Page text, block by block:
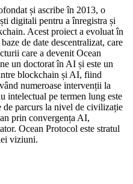
și ascribe în 2013, o
digitali pentru a înregistra și
Acest proiect a evoluat în
de date descentralizat, care
care a devenit Ocean
un doctorat în AI și este un
blockchain și AI, fiind
numeroase intervenții la
intelectual pe termen lung este
de parcurs la nivel de civilizație
prin convergența AI,
Ocean Protocol este stratul
viziuni.